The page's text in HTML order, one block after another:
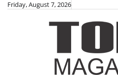
SkipFriday, August 7, 2026